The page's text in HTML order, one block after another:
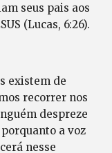
seus pais aos
(Lucas, 6:26).
existem de
recorrer nos
despreze
a voz
nesse